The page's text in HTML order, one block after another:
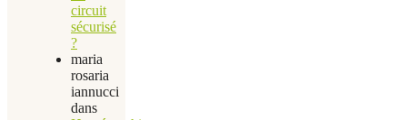
circuit
sécurisé
?
maria
rosaria
iannucci
dans